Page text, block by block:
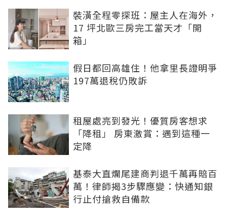
裝潢全程零探班：屋主人在海外，
17 坪北歐三房完工當天才「開
箱」
假日都回高雄住！他拿里長證明爭
197萬退稅仍敗訴
租屋處亮到發光！優質房客想求
「降租」 房東激賞：遇到這種一
定降
基泰大直爛尾建商判退千萬再賠百
萬！律師揭3步驟應變：快通知銀
行止付搶救自備款